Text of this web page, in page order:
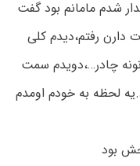
شدم مامانم بود گفت
رفتم،دیدم کلی
چادر…،دویدم سمت
لحظه به خودم اومدم
بود